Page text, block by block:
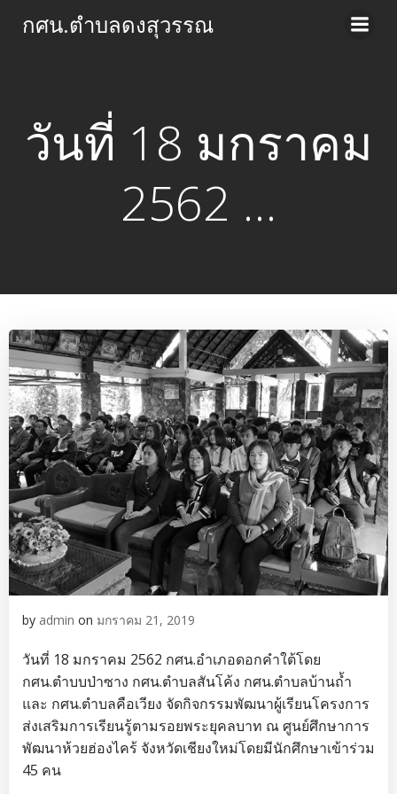
to
กศน.ตำบลดงสุวรรณ
วันที่ 18 มกราคม
2562 …
by admin on มกราคม 21, 2019
วันที่ 18 มกราคม 2562 กศน.อำเภอดอกคำใต้โดย
กศน.ตำบบป่าซาง กศน.ตำบลสันโค้ง กศน.ตำบลบ้านถ้ำ
และ กศน.ตำบลคือเวียง จัดกิจกรรมพัฒนาผู้เรียนโครงการ
ส่งเสริมการเรียนรู้ตามรอยพระยุคลบาท ณ ศูนย์ศึกษาการ
พัฒนาห้วยฮ่องไคร้ จังหวัดเชียงใหม่โดยมีนักศึกษาเข้าร่วม
45 คน